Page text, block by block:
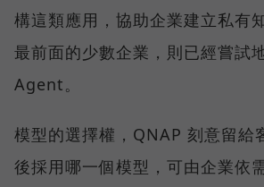
構這類應用，協助企業建立私有
最前面的少數企業，則已經嘗試
Agent。
模型的選擇權，QNAP 刻意留給
後採用哪一個模型，可由企業依